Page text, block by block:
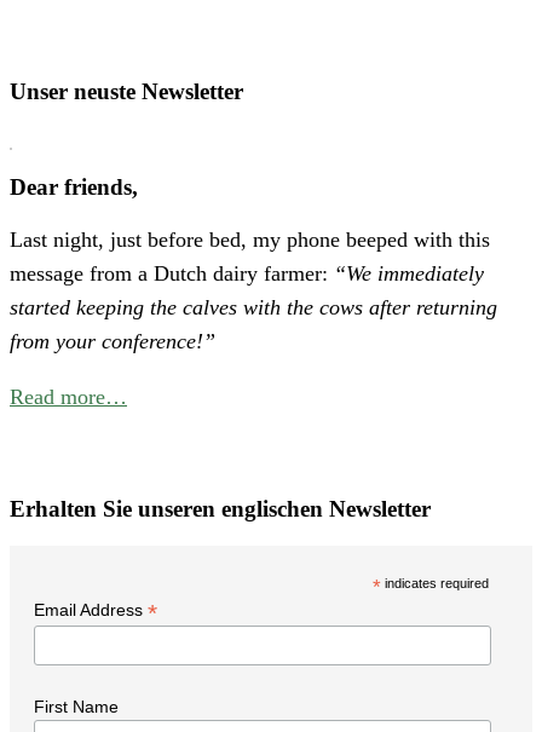
Unser neuste Newsletter
Dear friends,
Last night, just before bed, my phone beeped with this
message from a Dutch dairy farmer: “We immediately
started keeping the calves with the cows after returning
from your conference!”
Read more…
Erhalten Sie unseren englischen Newsletter
* indicates required
Email Address *
First Name